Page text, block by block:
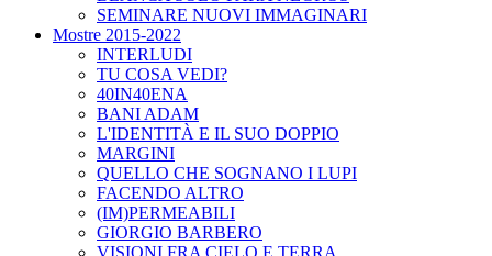
SEMINARE NUOVI IMMAGINARI
Mostre 2015-2022
INTERLUDI
TU COSA VEDI?
40IN40ENA
BANI ADAM
L'IDENTITÀ E IL SUO DOPPIO
MARGINI
QUELLO CHE SOGNANO I LUPI
FACENDO ALTRO
(IM)PERMEABILI
GIORGIO BARBERO
VISIONI FRA CIELO E TERRA